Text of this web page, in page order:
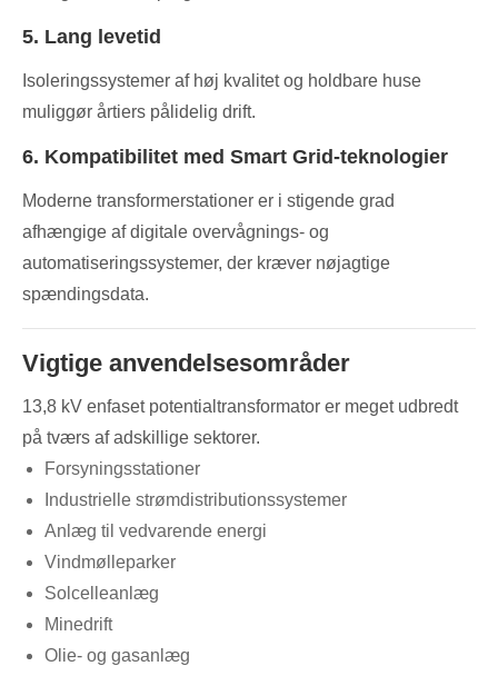
5. Lang levetid
Isoleringssystemer af høj kvalitet og holdbare huse
muliggør årtiers pålidelig drift.
6. Kompatibilitet med Smart Grid-teknologier
Moderne transformerstationer er i stigende grad
afhængige af digitale overvågnings- og
automatiseringssystemer, der kræver nøjagtige
spændingsdata.
Vigtige anvendelsesområder
13,8 kV enfaset potentialtransformator er meget udbredt
på tværs af adskillige sektorer.
Forsyningsstationer
Industrielle strømdistributionssystemer
Anlæg til vedvarende energi
Vindmølleparker
Solcelleanlæg
Minedrift
Olie- og gasanlæg